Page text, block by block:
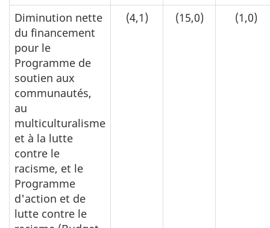
Diminution nette
du financement
pour le
Programme de
soutien aux
communautés,
au
multiculturalisme
et à la lutte
contre le
racisme, et le
Programme
d'action et de
lutte contre le
(4,1) (15,0) (1,0)